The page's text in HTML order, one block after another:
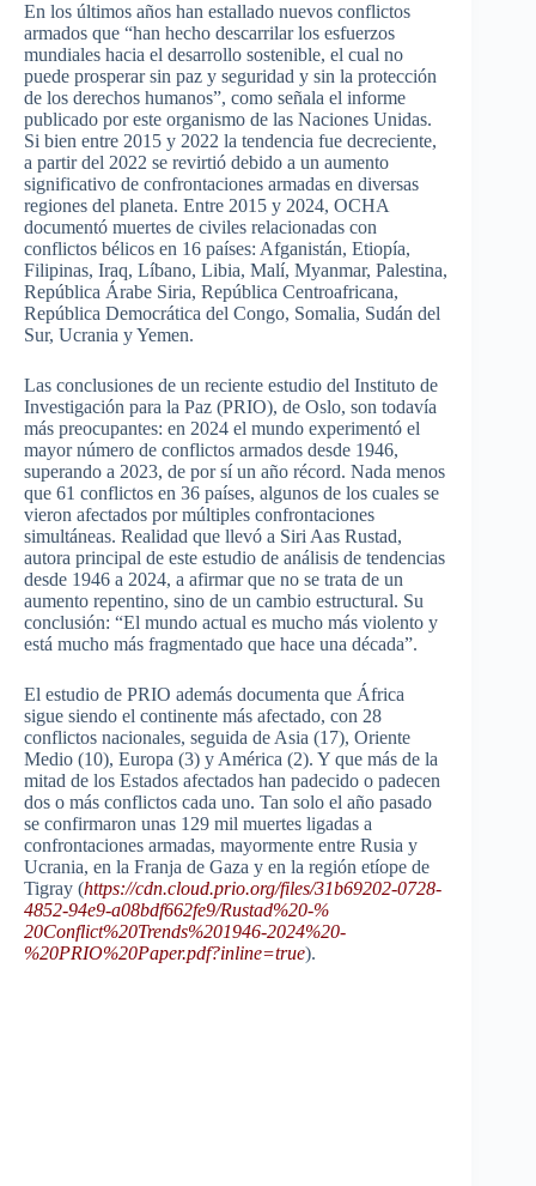
En los últimos años han estallado nuevos conflictos
armados que “han hecho descarrilar los esfuerzos
mundiales hacia el desarrollo sostenible, el cual no
puede prosperar sin paz y seguridad y sin la protección
de los derechos humanos”, como señala el informe
publicado por este organismo de las Naciones Unidas.
Si bien entre 2015 y 2022 la tendencia fue decreciente,
a partir del 2022 se revirtió debido a un aumento
significativo de confrontaciones armadas en diversas
regiones del planeta. Entre 2015 y 2024, OCHA
documentó muertes de civiles relacionadas con
conflictos bélicos en 16 países: Afganistán, Etiopía,
Filipinas, Iraq, Líbano, Libia, Malí, Myanmar, Palestina,
República Árabe Siria, República Centroafricana,
República Democrática del Congo, Somalia, Sudán del
Sur, Ucrania y Yemen.
Las conclusiones de un reciente estudio del Instituto de
Investigación para la Paz (PRIO), de Oslo, son todavía
más preocupantes: en 2024 el mundo experimentó el
mayor número de conflictos armados desde 1946,
superando a 2023, de por sí un año récord. Nada menos
que 61 conflictos en 36 países, algunos de los cuales se
vieron afectados por múltiples confrontaciones
simultáneas. Realidad que llevó a Siri Aas Rustad,
autora principal de este estudio de análisis de tendencias
desde 1946 a 2024, a afirmar que no se trata de un
aumento repentino, sino de un cambio estructural. Su
conclusión: “El mundo actual es mucho más violento y
está mucho más fragmentado que hace una década”.
El estudio de PRIO además documenta que África
sigue siendo el continente más afectado, con 28
conflictos nacionales, seguida de Asia (17), Oriente
Medio (10), Europa (3) y América (2). Y que más de la
mitad de los Estados afectados han padecido o padecen
dos o más conflictos cada uno. Tan solo el año pasado
se confirmaron unas 129 mil muertes ligadas a
confrontaciones armadas, mayormente entre Rusia y
Ucrania, en la Franja de Gaza y en la región etíope de
Tigray (https://cdn.cloud.prio.org/files/31b69202-0728-
4852-94e9-a08bdf662fe9/Rustad%20-%
20Conflict%20Trends%201946-2024%20-
%20PRIO%20Paper.pdf?inline=true).